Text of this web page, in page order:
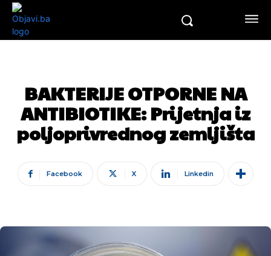
BAKTERIJE OTPORNE NA
ANTIBIOTIKE: Prijetnja iz
poljoprivrednog zemljišta
Facebook X Linkedin